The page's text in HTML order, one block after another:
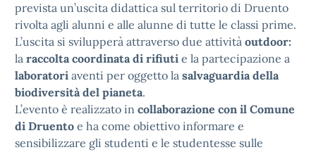
prevista un’uscita didattica sul territorio di Druento
rivolta agli alunni e alle alunne di tutte le classi prime.
L’uscita si svilupperà attraverso due attività outdoor:
la raccolta coordinata di rifiuti e la partecipazione a
laboratori aventi per oggetto la salvaguardia della
biodiversità del pianeta.
L’evento è realizzato in collaborazione con il Comune
di Druento e ha come obiettivo informare e
sensibilizzare gli studenti e le studentesse sulle